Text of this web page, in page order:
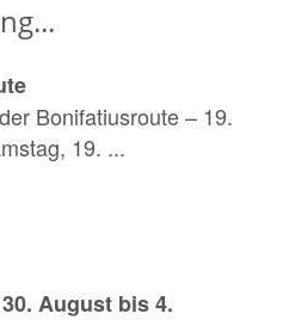
Bonifatiusroute – 19.
19. ...
August bis 4.